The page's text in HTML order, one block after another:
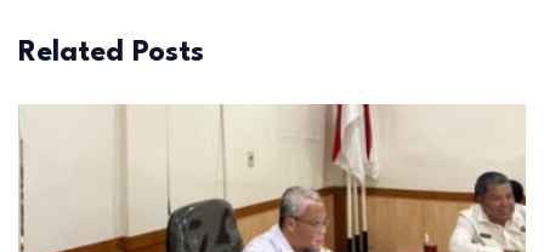
Related Posts